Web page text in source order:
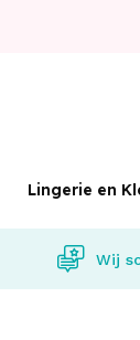
Lingerie en
Wij